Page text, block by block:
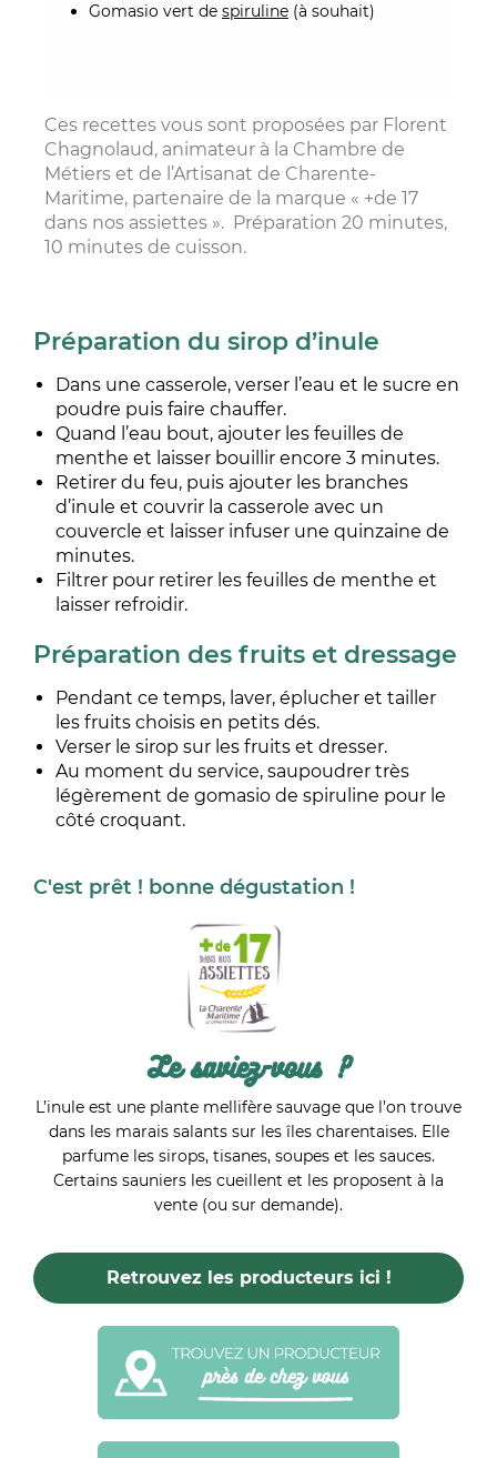
Ces recettes vous sont proposées par Florent
Chagnolaud, animateur à la Chambre de
Métiers et de l’Artisanat de Charente-
Maritime, partenaire de la marque « +de 17
dans nos assiettes ». Préparation 20 minutes,
10 minutes de cuisson.
Préparation du sirop d’inule
Dans une casserole, verser l’eau et le sucre en
poudre puis faire chauffer.
Quand l’eau bout, ajouter les feuilles de
menthe et laisser bouillir encore 3 minutes.
Retirer du feu, puis ajouter les branches
d’inule et couvrir la casserole avec un
couvercle et laisser infuser une quinzaine de
minutes.
Filtrer pour retirer les feuilles de menthe et
laisser refroidir.
Préparation des fruits et dressage
Pendant ce temps, laver, éplucher et tailler
les fruits choisis en petits dés.
Verser le sirop sur les fruits et dresser.
Au moment du service, saupoudrer très
légèrement de gomasio de spiruline pour le
côté croquant.
C'est prêt ! bonne dégustation !
Le saviez-vous ?
L’inule est une plante mellifère sauvage que l’on trouve
dans les marais salants sur les îles charentaises. Elle
parfume les sirops, tisanes, soupes et les sauces.
Certains sauniers les cueillent et les proposent à la
vente (ou sur demande).
Retrouvez les producteurs ici !
Gomasio vert de spiruline (à souhait)